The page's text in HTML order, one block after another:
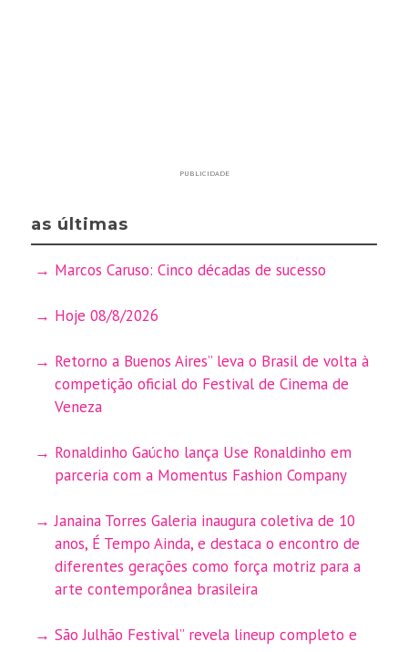
PUBLICIDADE
as últimas
Marcos Caruso: Cinco décadas de sucesso
Hoje 08/8/2026
Retorno a Buenos Aires” leva o Brasil de volta à
competição oficial do Festival de Cinema de
Veneza
Ronaldinho Gaúcho lança Use Ronaldinho em
parceria com a Momentus Fashion Company
Janaina Torres Galeria inaugura coletiva de 10
anos, É Tempo Ainda, e destaca o encontro de
diferentes gerações como força motriz para a
arte contemporânea brasileira
São Julhão Festival” revela lineup completo e